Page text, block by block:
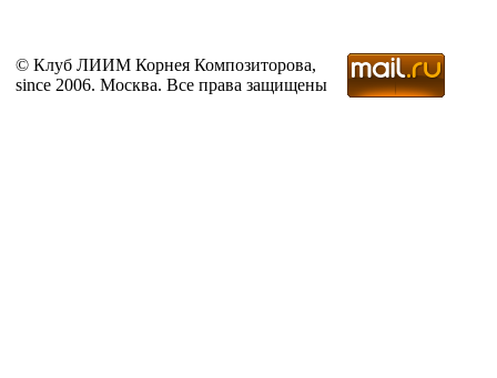
© Клуб ЛИИМ Корнея Композиторова,
since 2006. Москва. Все права защищены